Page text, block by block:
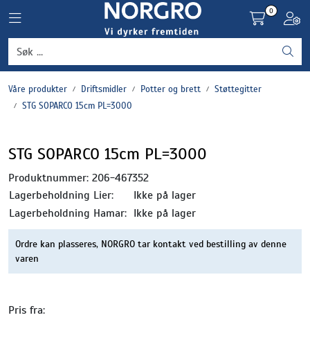
Toggle navigation
0
Våre produkter Driftsmidler Potter og brett
Støttegitter
STG SOPARCO 15cm PL=3000
STG SOPARCO 15cm PL=3000
Produktnummer: 206-467352
Lagerbeholdning Lier:
Ikke på lager
Lagerbeholdning Hamar: Ikke på lager
Ordre kan plasseres, NORGRO tar kontakt ved bestilling av denne
varen
Pris fra:
Grønnsaker
Settepotet og setteløk
Plantevern og nyttedyr
Blomster, potter og brett
Driftsmidler